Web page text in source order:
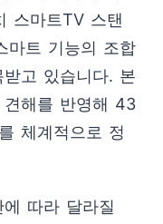
스마트TV 스탠
마트 기능의 조합
고 있습니다. 본
견해를 반영해 43
체계적으로 정
따라 달라질